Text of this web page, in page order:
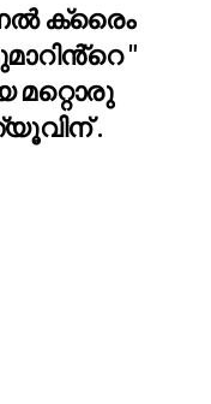
ക്രൈം
"
മറ്റൊരു
.